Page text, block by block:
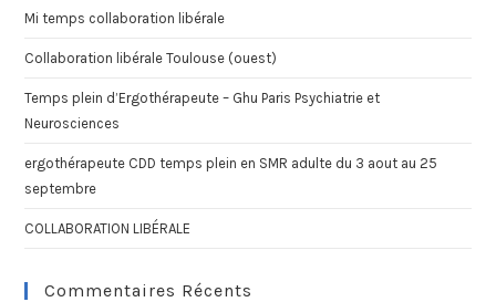
Mi temps collaboration libérale
Collaboration libérale Toulouse (ouest)
Temps plein d’Ergothérapeute – Ghu Paris Psychiatrie et
Neurosciences
ergothérapeute CDD temps plein en SMR adulte du 3 aout au 25
septembre
COLLABORATION LIBÉRALE
Commentaires Récents